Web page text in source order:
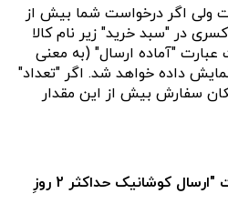
ولی اگر درخواست شما بیش از
در "سبد خرید" زیر نام کالا
"آماده ارسال" (به معنی
داده خواهد شد. اگر "تعداد"
سفارش بیش از این مقدار
اگر برای کالا نوشته شده است "ارسال کوشانیک حداکثر 2 روزِ